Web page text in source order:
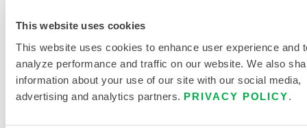
This website uses cookies
This website uses cookies to enhance user experience and
analyze performance and traffic on our website. We also
information about your use of our site with our social media,
advertising and analytics partners. PRIVACY POLICY
BUSCAR PRODUCTOS
DOCUMENTACIÓN DEL